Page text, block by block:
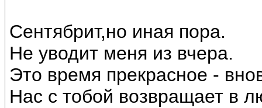
Сентябрит,но иная пора.
Не уводит меня из вчера.
Это время прекрасное -
Нас с тобой возвращает в